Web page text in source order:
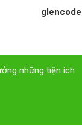
glencode
những tiện ích